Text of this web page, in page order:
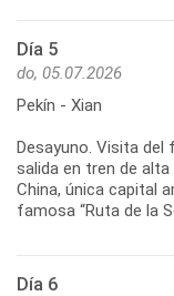
Día 5
do, 05.07.2026
Pekín - Xian
Desayuno. Visita del
salida en tren de
China, única capital
Día 6